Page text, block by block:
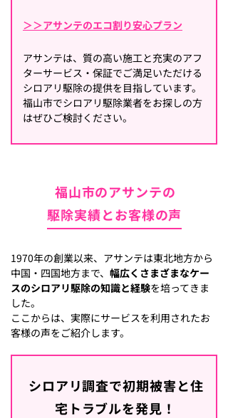
＞＞アサンテのエコ割り安心プラン
アサンテは、質の高い施工と充実のアフ
ターサービス・保証でご満足いただける
シロアリ駆除の提供を目指しています。
福山市でシロアリ駆除業者をお探しの方
はぜひご検討ください。
福山市のアサンテの
駆除実績とお客様の声
1970年の創業以来、アサンテは東北地方から
中国・四国地方まで、 幅広くさまざまなケー
スのシロアリ駆除の知識と経験を培ってきま
した。
ここからは、実際にサービスを利用されたお
客様の声をご紹介します。
シロアリ調査で初期被害と住
宅トラブルを発見！